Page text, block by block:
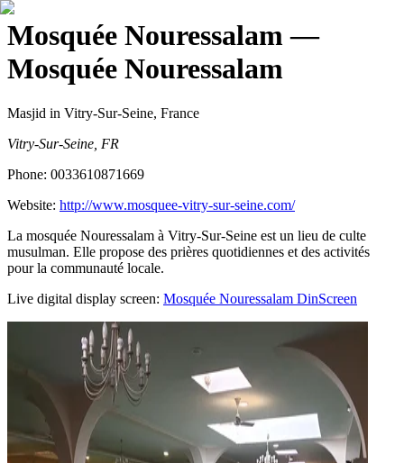
Mosquée Nouressalam—
Mosquée Nouressalam
Masjid in Vitry-Sur-Seine, France
Vitry-Sur-Seine, FR
Phone: 0033610871669
Website: http://www.mosquee-vitry-sur-seine.com/
La mosquée Nouressalam à Vitry-Sur-Seine est un lieu de culte
musulman. Elle propose des prières quotidiennes et des activités
pour la communauté locale.
Live digital display screen: Mosquée Nouressalam DinScreen